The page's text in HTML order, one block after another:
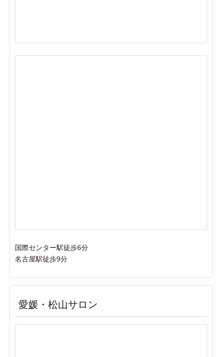
国際センター駅徒歩6分
名古屋駅徒歩9分
愛媛・松山サロン